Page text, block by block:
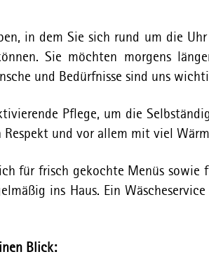
in dem Sie sich rund um die
Sie möchten morgens
und Bedürfnisse sind uns
Pflege, um die
und vor allem mit viel
für frisch gekochte Menüs sowie
ins Haus. Ein
Blick: